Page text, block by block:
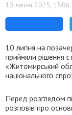
10 липня 2025, 13:06
10 липня на
прийняли рішення
«Житомирський
національного
Перед розглядом
розповів про